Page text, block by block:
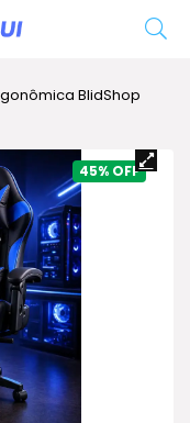
BlidShop
45%